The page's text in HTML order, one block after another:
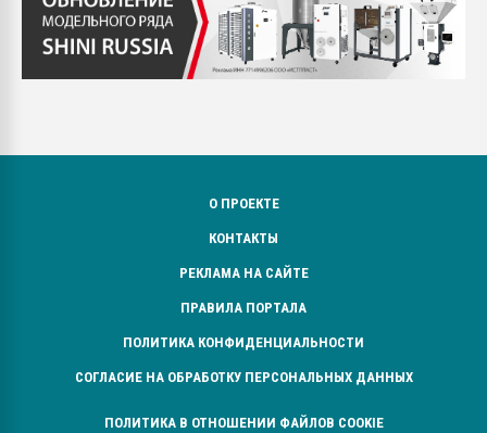
О ПРОЕКТЕ
КОНТАКТЫ
РЕКЛАМА НА САЙТЕ
ПРАВИЛА ПОРТАЛА
ПОЛИТИКА КОНФИДЕНЦИАЛЬНОСТИ
СОГЛАСИЕ НА ОБРАБОТКУ ПЕРСОНАЛЬНЫХ ДАННЫХ
ПОЛИТИКА В ОТНОШЕНИИ ФАЙЛОВ COOKIE